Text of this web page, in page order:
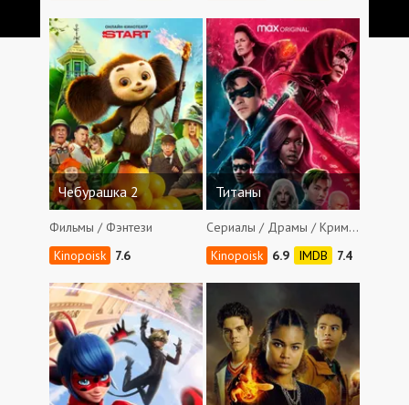
Чебурашка 2
Фильмы / Фэнтези
7.6
Титаны
Сериалы / Драмы / Криминал / Фантастика / Приключения / Боевики / Фэнтези
6.9
7.4